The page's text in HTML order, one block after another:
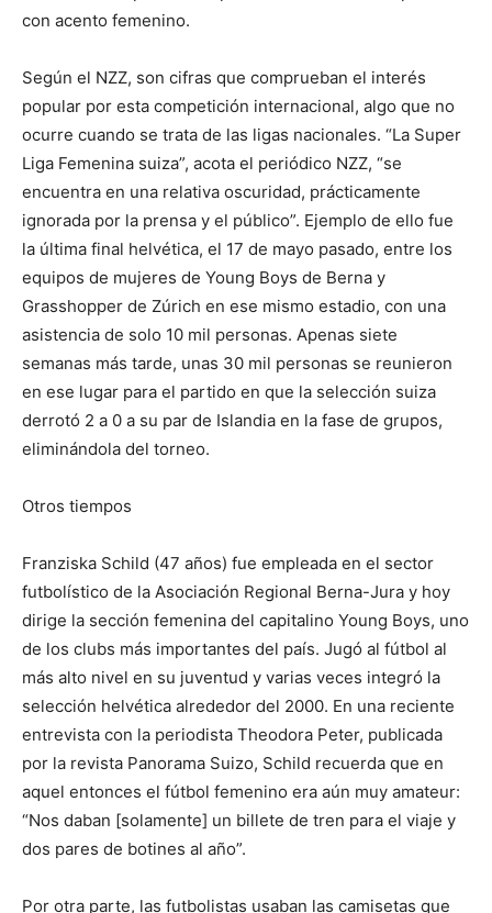
con acento femenino.
Según el NZZ, son cifras que comprueban el interés
popular por esta competición internacional, algo que no
ocurre cuando se trata de las ligas nacionales. “La Super
Liga Femenina suiza”, acota el periódico NZZ, “se
encuentra en una relativa oscuridad, prácticamente
ignorada por la prensa y el público”. Ejemplo de ello fue
la última final helvética, el 17 de mayo pasado, entre los
equipos de mujeres de Young Boys de Berna y
Grasshopper de Zúrich en ese mismo estadio, con una
asistencia de solo 10 mil personas. Apenas siete
semanas más tarde, unas 30 mil personas se reunieron
en ese lugar para el partido en que la selección suiza
derrotó 2 a 0 a su par de Islandia en la fase de grupos,
eliminándola del torneo.
Otros tiempos
Franziska Schild (47 años) fue empleada en el sector
futbolístico de la Asociación Regional Berna-Jura y hoy
dirige la sección femenina del capitalino Young Boys, uno
de los clubs más importantes del país. Jugó al fútbol al
más alto nivel en su juventud y varias veces integró la
selección helvética alrededor del 2000. En una reciente
entrevista con la periodista Theodora Peter, publicada
por la revista Panorama Suizo, Schild recuerda que en
aquel entonces el fútbol femenino era aún muy amateur:
“Nos daban [solamente] un billete de tren para el viaje y
dos pares de botines al año”.
Por otra parte, las futbolistas usaban las camisetas que